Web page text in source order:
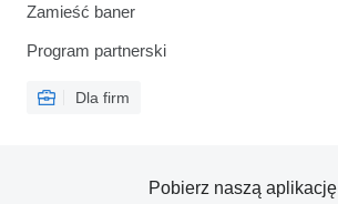
Zamieść baner
Program partnerski
Dla firm
Pobierz naszą aplikację